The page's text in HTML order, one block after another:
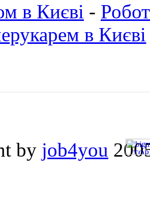
в Києві -
в Києві
by job4you